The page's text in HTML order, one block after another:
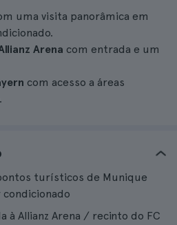
uma visita panorâmica em
Arena com entrada e um
com acesso a áreas
turísticos de Munique
à Allianz Arena / recinto do FC